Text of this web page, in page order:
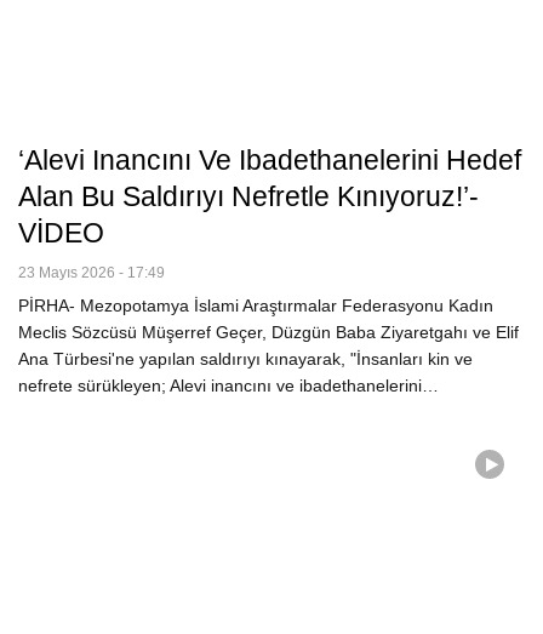
‘Alevi Inancını Ve Ibadethanelerini Hedef
Alan Bu Saldırıyı Nefretle Kınıyoruz!’-
VİDEO
23 Mayıs 2026 - 17:49
PİRHA- Mezopotamya İslami Araştırmalar Federasyonu Kadın
Meclis Sözcüsü Müşerref Geçer, Düzgün Baba Ziyaretgahı ve Elif
Ana Türbesi'ne yapılan saldırıyı kınayarak, "İnsanları kin ve
nefrete sürükleyen; Alevi inancını ve ibadethanelerini…